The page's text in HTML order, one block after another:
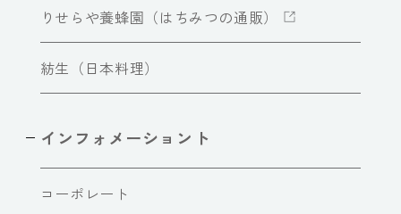
りせらや養蜂園（はちみつの通販）
紡生（日本料理）
インフォメーショント
コーポレート